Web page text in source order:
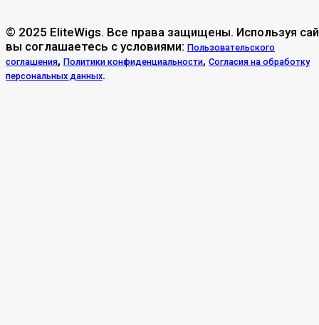
© 2025 EliteWigs. Все права защищены. Используя
вы соглашаетесь с условиями: Пользовательского
соглашения, Политики конфиденциальности, Согласия на обработку
персональных данных.